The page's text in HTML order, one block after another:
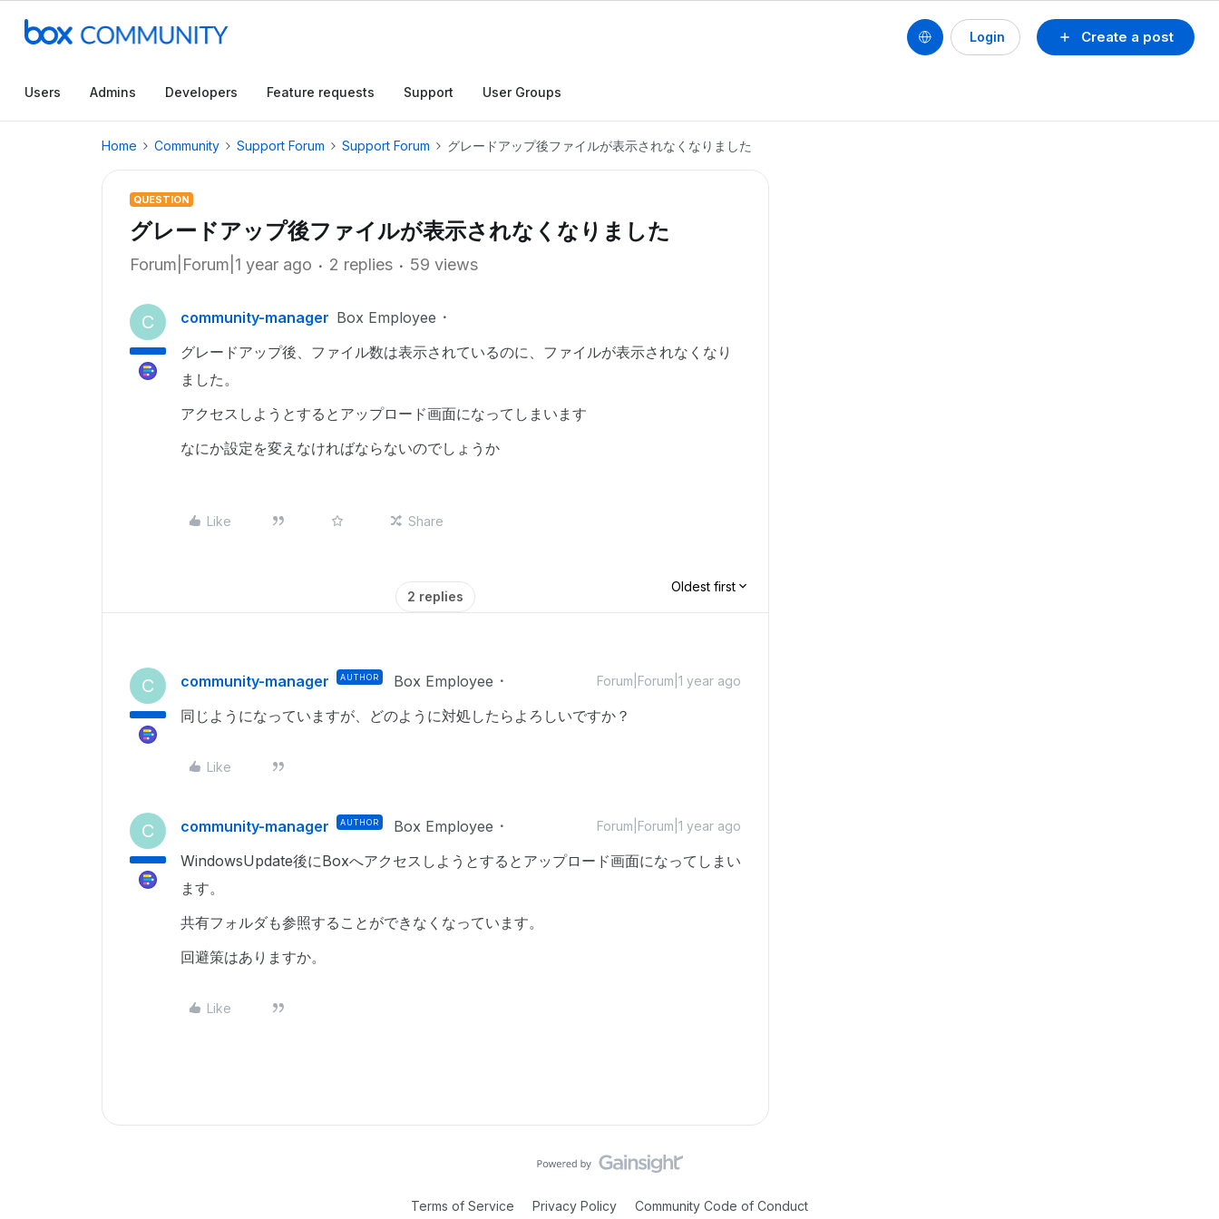
Create a post
Login
Users Admins Developers Feature requests Support User Groups
Home Community Support Forum Support Forum グレードアップ後ファイルが表示されなくなりました
QUESTION
グレードアップ後ファイルが表示されなくなりました
Forum|Forum|1 year ago 2 replies 59 views
C community-manager Box Employee
グレードアップ後、ファイル数は表示されているのに、ファイルが表示されなくなり
ました。
アクセスしようとするとアップロード画面になってしまいます
なにか設定を変えなければならないのでしょうか
Like Share
2 replies
Oldest first
C community-manager AUTHOR Box Employee Forum|Forum|1 year ago
同じようになっていますが、どのように対処したらよろしいですか？
Like
C community-manager AUTHOR Box Employee Forum|Forum|1 year ago
WindowsUpdate後にBoxへアクセスしようとするとアップロード画面になってしまい
ます。
共有フォルダも参照することができなくなっています。
回避策はありますか。
Like
Terms of Service Privacy Policy Community Code of Conduct